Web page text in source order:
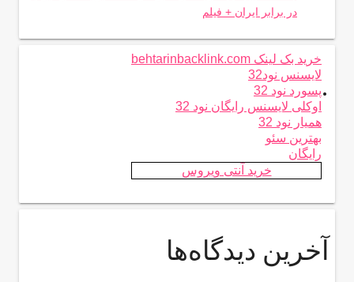
در برابر ایران + فیلم
.
خرید بک لینک behtarinbacklink.com
لایسنس نود32
پسورد نود 32
اوکلی لایسنس رایگان نود 32
همیار نود 32
بهترین سئو
رایگان
خرید آنتی ویروس
آخرین دیدگاه‌ها